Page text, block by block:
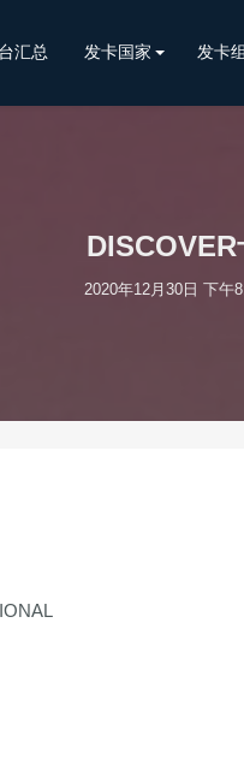
汇总 发卡国家 发卡
2020年12月30日 下午